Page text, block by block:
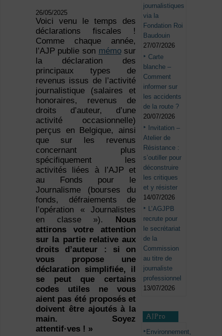
26/05/2025
Voici venu le temps des
déclarations fiscales !
Comme chaque année,
l’AJP publie son mémosur
la déclaration des
principaux types de
revenus issus de l’activité
journalistique (salaires et
honoraires, revenus de
droits d’auteur, d’une
activité occasionnelle)
perçus en Belgique, ainsi
que sur les revenus
concernant plus
spécifiquement les
activités liées à l’AJP et
au Fonds pour le
Journalisme (bourses du
fonds, défraiements de
l’opération « Journalistes
en classe »).
Nous
attirons votre attention
sur la partie relative aux
droits d’auteur : si on
vous propose une
déclaration simplifiée, il
se peut que certains
codes utiles ne vous
aient pas été proposés et
doivent être ajoutés à la
main. Soyez
attentif·ves ! »
journalistiques
via la
Fondation Roi
Baudouin
27/07/2026
Carte
blanche –
Comment
informer sur
les accidents
de la route ?
20/07/2026
Invitation –
Atelier de
Résistance :
s’outiller pour
déconstruire
les critiques
et y résister
14/07/2026
L’AGJPB
recrute pour
le secrétariat
de la
Commission
au titre de
journaliste
professionnel
13/07/2026
AJPro
Environnement,